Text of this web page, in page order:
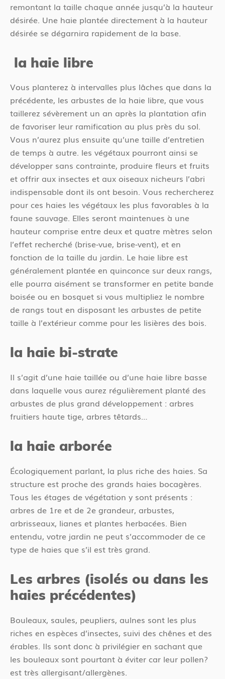
remontant la taille chaque année jusqu’à la hauteur
désirée. Une haie plantée directement à la hauteur
désirée se dégarnira rapidement de la base.
la haie libre
Vous planterez à intervalles plus lâches que dans la
précédente, les arbustes de la haie libre, que vous
taillerez sévèrement un an après la plantation afin
de favoriser leur ramification au plus près du sol.
Vous n’aurez plus ensuite qu’une taille d’entretien
de temps à autre. les végétaux pourront ainsi se
développer sans contrainte, produire fleurs et fruits
et offrir aux insectes et aux oiseaux nicheurs l’abri
indispensable dont ils ont besoin. Vous rechercherez
pour ces haies les végétaux les plus favorables à la
faune sauvage. Elles seront maintenues à une
hauteur comprise entre deux et quatre mètres selon
l’effet recherché (brise-vue, brise-vent), et en
fonction de la taille du jardin. Le haie libre est
généralement plantée en quinconce sur deux rangs,
elle pourra aisément se transformer en petite bande
boisée ou en bosquet si vous multipliez le nombre
de rangs tout en disposant les arbustes de petite
taille à l’extérieur comme pour les lisières des bois.
la haie bi-strate
Il s’agit d’une haie taillée ou d’une haie libre basse
dans laquelle vous aurez régulièrement planté des
arbustes de plus grand développement : arbres
fruitiers haute tige, arbres têtards…
la haie arborée
Écologiquement parlant, la plus riche des haies. Sa
structure est proche des grands haies bocagères.
Tous les étages de végétation y sont présents :
arbres de 1re et de 2e grandeur, arbustes,
arbrisseaux, lianes et plantes herbacées. Bien
entendu, votre jardin ne peut s’accommoder de ce
type de haies que s’il est très grand.
Les arbres (isolés ou dans les
haies précédentes)
Bouleaux, saules, peupliers, aulnes sont les plus
riches en espèces d’insectes, suivi des chênes et des
érables. Ils sont donc à privilégier en sachant que
les bouleaux sont pourtant à éviter car leur pollen?
est très allergisant/allergènes.